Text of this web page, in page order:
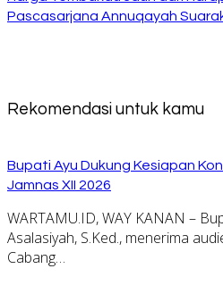
Pascasarjana Annuqayah
Rekomendasi untuk kamu
Bupati Ayu Dukung Kesiapan
Jamnas XII 2026
WARTAMU.ID, WAY KANAN –
Asalasiyah, S.Ked., menerima
Cabang…